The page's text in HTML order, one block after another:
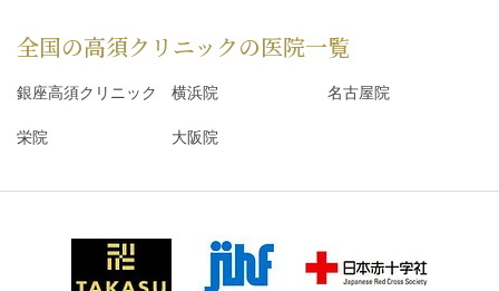
全国の高須クリニックの医院一覧
銀座高須クリニック 横浜院 名古屋院
栄院 大阪院